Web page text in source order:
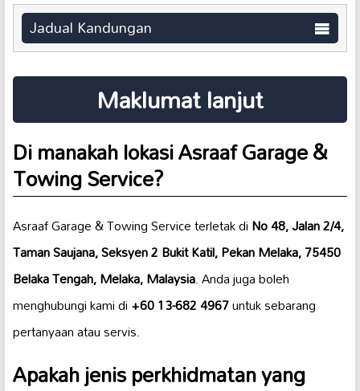
Jadual Kandungan
Maklumat lanjut
Di manakah lokasi Asraaf Garage &
Towing Service?
Asraaf Garage & Towing Service terletak diNo 48, Jalan 2/4,
Taman Saujana, Seksyen 2 Bukit Katil, Pekan Melaka, 75450
Belaka Tengah, Melaka, Malaysia. Anda juga boleh
menghubungi kami di+60 13-682 4967untuk sebarang
pertanyaan atau servis.
Apakah jenis perkhidmatan yang